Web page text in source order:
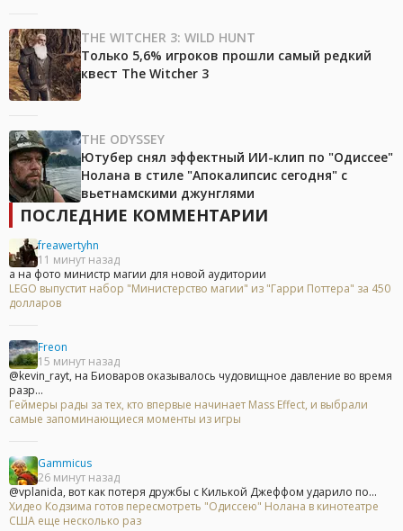
THE WITCHER 3: WILD HUNT
Только 5,6% игроков прошли самый редкий
квест The Witcher 3
THE ODYSSEY
Ютубер снял эффектный ИИ-клип по "Одиссее"
Нолана в стиле "Апокалипсис сегодня" с
вьетнамскими джунглями
ПОСЛЕДНИЕ КОММЕНТАРИИ
freawertyhn
11 минут назад
а на фото министр магии для новой аудитории
LEGO выпустит набор "Министерство магии" из "Гарри Поттера" за 450
долларов
Freon
15 минут назад
@kevin_rayt, на Биоваров оказывалось чудовищное давление во время
разр...
Геймеры рады за тех, кто впервые начинает Mass Effect, и выбрали
самые запоминающиеся моменты из игры
Gammicus
26 минут назад
@vplanida, вот как потеря дружбы с Килькой Джеффом ударило по...
Хидео Кодзима готов пересмотреть "Одиссею" Нолана в кинотеатре
США еще несколько раз